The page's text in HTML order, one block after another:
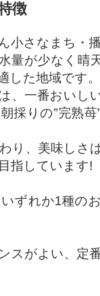
徴
小さなまち・
量が少なく晴
した地域です。
、一番おいし
採りの”完熟
り、美味しさ
指しています!
ずれか1種の
スがよい、定